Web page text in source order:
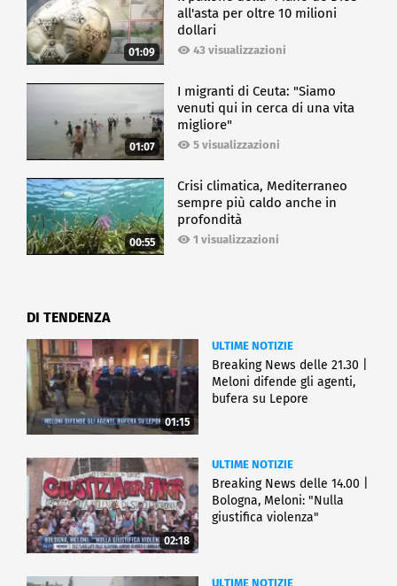
01:09
all'asta per oltre 10 milioni
dollari
43 visualizzazioni
01:07
I migranti di Ceuta: "Siamo
venuti qui in cerca di una vita
migliore"
5 visualizzazioni
00:55
Crisi climatica, Mediterraneo
sempre più caldo anche in
profondità
1 visualizzazioni
DI TENDENZA
01:15
ULTIME NOTIZIE
Breaking News delle 21.30 |
Meloni difende gli agenti,
bufera su Lepore
02:18
ULTIME NOTIZIE
Breaking News delle 14.00 |
Bologna, Meloni: "Nulla
giustifica violenza"
ULTIME NOTIZIE